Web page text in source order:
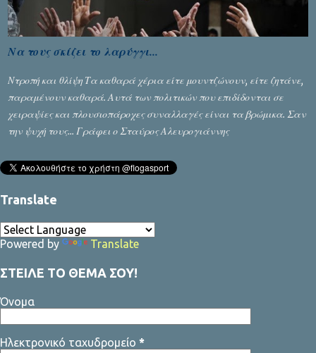
Καταλονία αισθάνεται πολύ ενωμένη. Υπήρξε ένα χάος που δεν
πρέπει να συμβεί στον αιώνα που είμαστε. Βρισκόμαστε σε μία
στιγμές που τα πάντα φαίνονται αδύνατα, δεν υπάρχει
συμφωνία, είναι πολύ απλό, πρέπει να την αναζητήσουμε. Ο
μοναδικός τρόπος για να επιτευχθεί είναι να μιλάμε, να μιλάνε οι
δύο πλευρές που διαφωνούν και να προσπ...
Να τους σκίζει το λαρύγγι...
Ντροπή και θλίψη Τα καθαρά χέρια είτε μουντζώνουν, είτε ζητάνε,
παραμένουν καθαρά. Αυτά των πολιτικών που επιδίδονται σε
χειραψίες και πλουσιοπάροχες συναλλαγές είναι τα βρώμικα. Σαν
την ψυχή τους... Γράφει ο Σταύρος Αλευρογιάννης
Translate
Powered by Translate
ΣΤΕΙΛΕ ΤΟ ΘΕΜΑ ΣΟΥ!
Όνομα
Ηλεκτρονικό ταχυδρομείο *